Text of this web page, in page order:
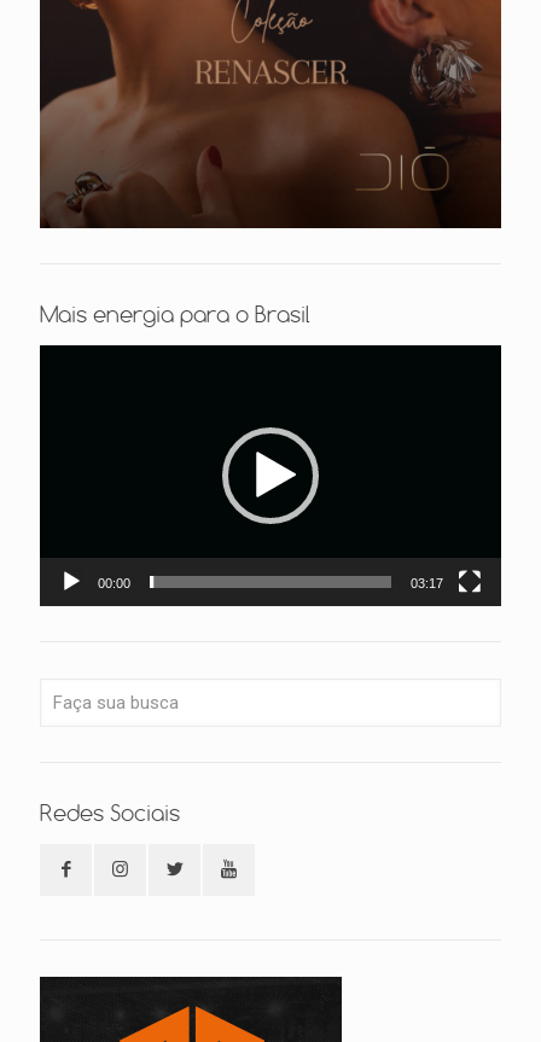
Mais energia para o Brasil
00:00 03:17
Redes Sociais